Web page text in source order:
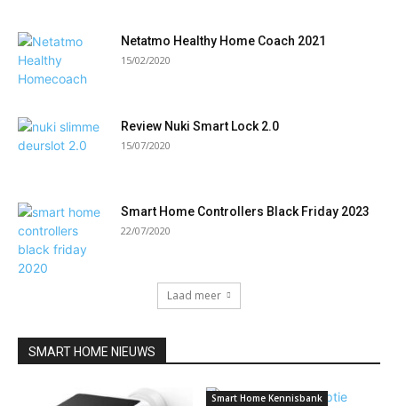
Netatmo Healthy Home Coach 2021
15/02/2020
Review Nuki Smart Lock 2.0
15/07/2020
Smart Home Controllers Black Friday 2023
22/07/2020
Laad meer
SMART HOME NIEUWS
Smart Home Kennisbank